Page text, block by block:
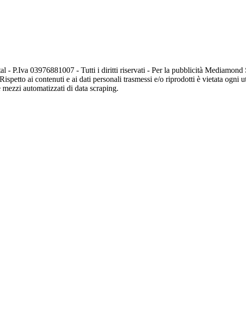
- P.Iva 03976881007 - Tutti i diritti riservati - Per la pubblicità
Rispetto ai contenuti e ai dati personali trasmessi e/o riprodotti è vietata ogni
automatizzati di data scraping.